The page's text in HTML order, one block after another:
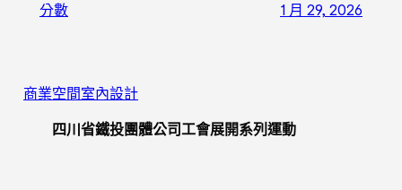
分數 1 月 29, 2026
商業空間室內設計
四川省鐵投團體公司工會展開系列運動